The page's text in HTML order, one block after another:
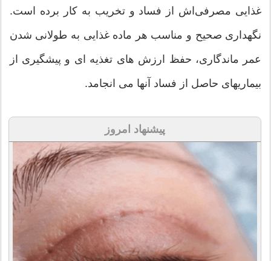
غذایی مصرفی‌اش از فساد و تخریب به کار برده است.
نگهداری صحیح و مناسب هر ماده غذایی به طولانی شدن
عمر ماندگاری،‌ حفظ ارزش های تغذیه ای و پیشگیری از
بیماریهای حاصل از فساد آنها می انجامد.
پیشنهاد امروز